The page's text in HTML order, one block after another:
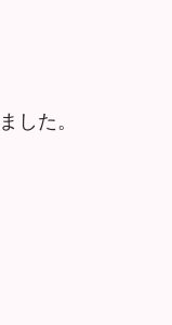
した。